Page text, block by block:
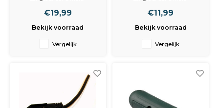
Randaarde met aarde
grondkabel
€19,99
Bekijk voorraad
Vergelijk
Randaarde met aarde
grondkabel
€11,99
Bekijk voorraad
Vergelijk